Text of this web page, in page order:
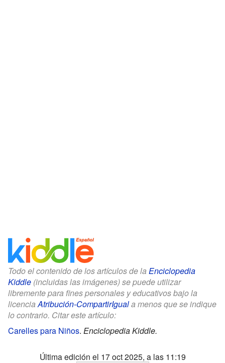
Todo el contenido de los artículos de la Enciclopedia
Kiddle (incluidas las imágenes) se puede utilizar
libremente para fines personales y educativos bajo la
licenciaAtribución-CompartirIguala menos que se indique
lo contrario. Citar este artículo:
Carelles para Niños. Enciclopedia Kiddle.
Última edición el 17 oct 2025, a las 11:19